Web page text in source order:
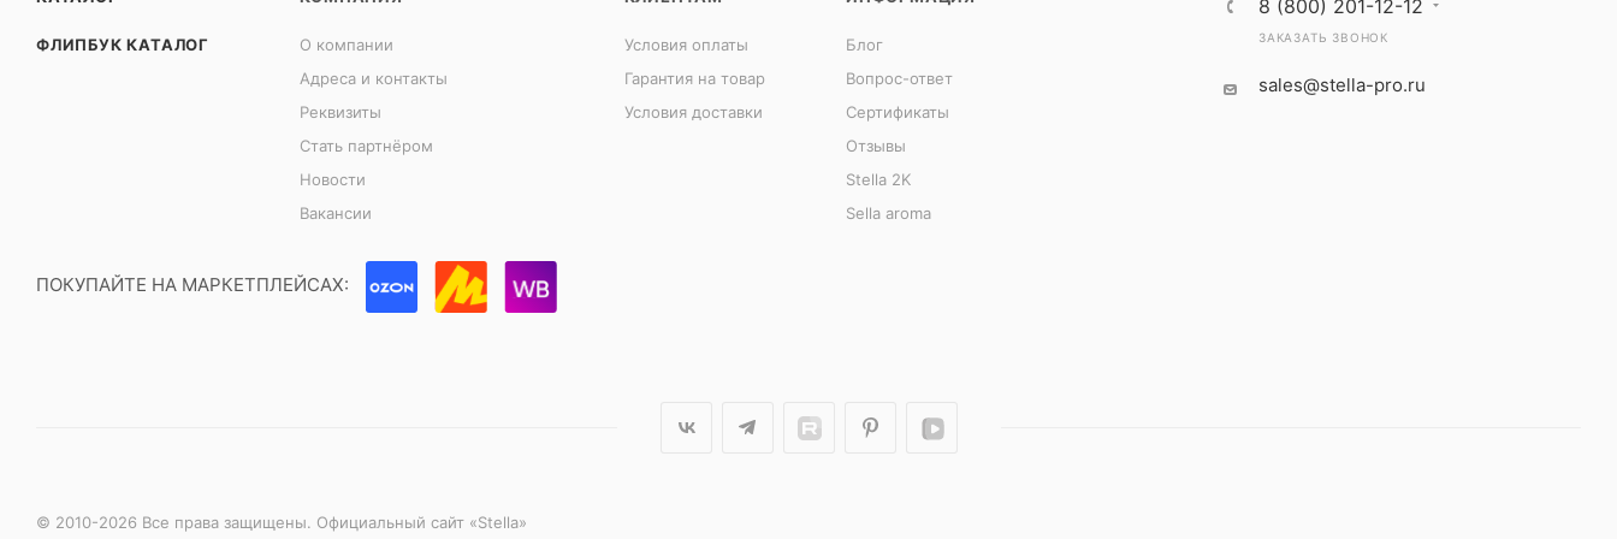
ФЛИПБУК КАТАЛОГ
О компании
Адреса и контакты
Реквизиты
Стать партнёром
Новости
Вакансии
Условия оплаты
Гарантия на товар
Условия доставки
Блог
Вопрос-ответ
Сертификаты
Отзывы
Stella 2K
Sella aroma
8 (800) 201-12-12
ЗАКАЗАТЬ ЗВОНОК
sales@stella-pro.ru
ПОКУПАЙТЕ НА МАРКЕТПЛЕЙСАХ:
© 2010-2026 Все права защищены. Официальный сайт «Stella»